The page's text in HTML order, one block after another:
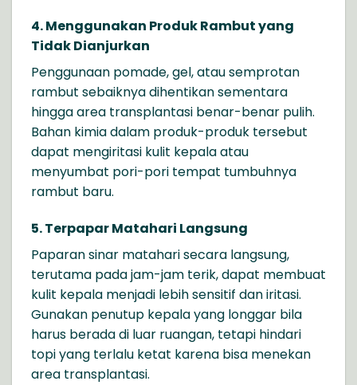
4. Menggunakan Produk Rambut yang
Tidak Dianjurkan
Penggunaan pomade, gel, atau semprotan
rambut sebaiknya dihentikan sementara
hingga area transplantasi benar-benar pulih.
Bahan kimia dalam produk-produk tersebut
dapat mengiritasi kulit kepala atau
menyumbat pori-pori tempat tumbuhnya
rambut baru.
5. Terpapar Matahari Langsung
Paparan sinar matahari secara langsung,
terutama pada jam-jam terik, dapat membuat
kulit kepala menjadi lebih sensitif dan iritasi.
Gunakan penutup kepala yang longgar bila
harus berada di luar ruangan, tetapi hindari
topi yang terlalu ketat karena bisa menekan
area transplantasi.